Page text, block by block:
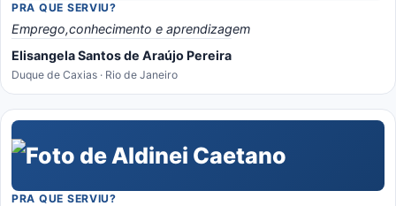
PRA QUE SERVIU?
Emprego,conhecimento e aprendizagem
Elisangela Santos de Araújo Pereira
Duque de Caxias · Rio de Janeiro
PRA QUE SERVIU?